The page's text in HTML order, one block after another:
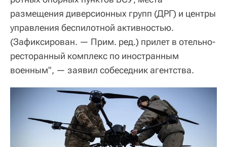
размещения диверсионных групп (ДРГ) и центры
управления беспилотной активностью.
(Зафиксирован. — Прим. ред.) прилет в отельно-
ресторанный комплекс по иностранным
военным", — заявил собеседник агентства.